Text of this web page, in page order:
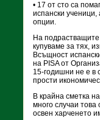
• 17 от сто са
испански
опции.
На подрастващите
купуваме за тях,
Всъщност
на PISA от
15-годишни не е в
прости
В крайна сметка
много случаи
освен харченето